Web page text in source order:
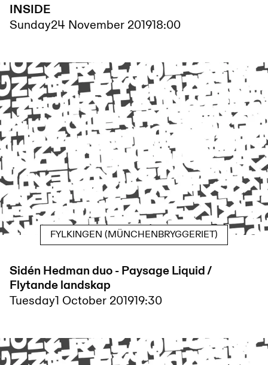
INSIDE
Sunday24 November 201918:00
FYLKINGEN (MÜNCHENBRYGGERIET)
Sidén Hedman duo - Paysage Liquid /
Flytande landskap
Tuesday1 October 201919:30